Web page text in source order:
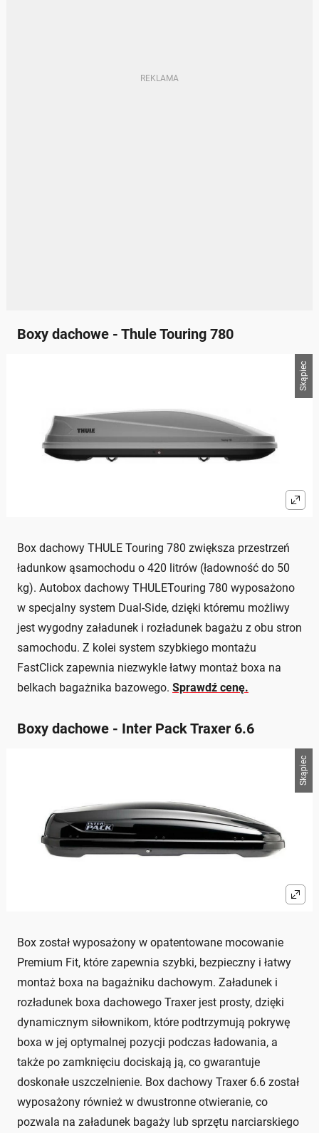
Boxy dachowe - Thule Touring 780
Skąpiec
Box dachowy THULE Touring 780 zwiększa przestrzeń
ładunkow ąsamochodu o 420 litrów (ładowność do 50
kg). Autobox dachowy THULETouring 780 wyposażono
w specjalny system Dual-Side, dzięki któremu możliwy
jest wygodny załadunek i rozładunek bagażu z obu stron
samochodu. Z kolei system szybkiego montażu
FastClick zapewnia niezwykle łatwy montaż boxa na
belkach bagażnika bazowego. Sprawdź cenę.
Boxy dachowe - Inter Pack Traxer 6.6
Skąpiec
Box został wyposażony w opatentowane mocowanie
Premium Fit, które zapewnia szybki, bezpieczny i łatwy
montaż boxa na bagażniku dachowym. Załadunek i
rozładunek boxa dachowego Traxer jest prosty, dzięki
dynamicznym siłownikom, które podtrzymują pokrywę
boxa w jej optymalnej pozycji podczas ładowania, a
także po zamknięciu dociskają ją, co gwarantuje
doskonałe uszczelnienie. Box dachowy Traxer 6.6 został
wyposażony również w dwustronne otwieranie, co
pozwala na załadunek bagaży lub sprzętu narciarskiego